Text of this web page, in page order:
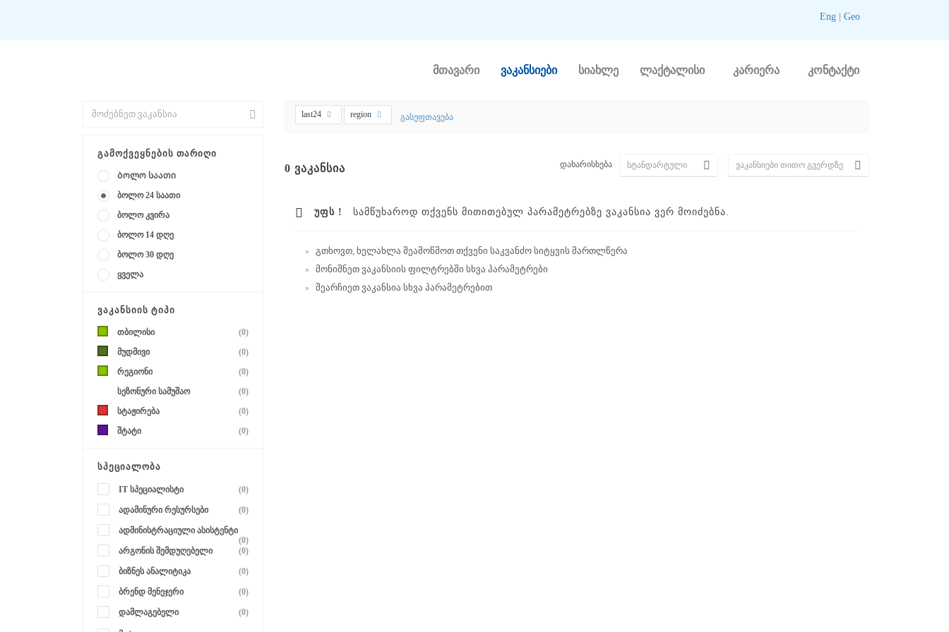
Eng| Geo
მთავარი ვაკანსიები სიახლე ლაქტალისი კარიერა კონტაქტი
ᲒᲐᲛᲝᲥᲕᲔᲧᲜᲔᲑᲘᲡ ᲗᲐᲠᲘᲦᲘ
Ბოლო საათი
ბოლო 24 საათი
ბოლო კვირა
ბოლო 14 დღე
ბოლო 30 დღე
ყველა
ᲕᲐᲙᲐᲜᲡᲘᲘᲡ ᲢᲘᲞᲘ
თბილისი
(0)
მუდმივი
(0)
რეგიონი
(0)
სეზონური სამუშაო
(0)
სტაჟირება
(0)
შტატი
(0)
ᲡᲞᲔᲪᲘᲐᲚᲝᲑᲐ
IT სპეციალისტი (0)
ადამინური რესურსები (0)
ადმინისტრაციული ასისტენტი
(0)
არგონის შემდუღებელი
(0)
ბიზნეს ანალიტიკა (0)
ბრენდ მენეჯერი (0)
დამლაგებელი (0)
last24 region გასუფთავება
0 ᲕᲐᲙᲐᲜᲡᲘᲐ დახარისხება
ᲣᲤᲡ ! ᲡᲐᲛᲬᲣᲮᲐᲠᲝᲓ ᲗᲥᲕᲔᲜᲡ ᲛᲘᲗᲘᲗᲔᲑᲣᲚ ᲞᲐᲠᲐᲛᲔᲢᲠᲔᲑᲖᲔ ᲕᲐᲙᲐᲜᲡᲘᲐ ᲕᲔᲠ ᲛᲝᲘᲫᲔᲑᲜᲐ.
გთხოვთ, ხელახლა შეამოწმოთ თქვენი საკვანძო სიტყვის მართლწერა
მონიშნეთ ვაკანსიის ფილტრებში სხვა პარამეტრები
შეარჩიეთ ვაკანსია სხვა პარამეტრებით